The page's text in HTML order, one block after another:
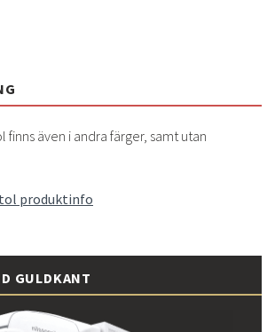
finns även i andra färger, samt utan
produktinfo
GULDKANT